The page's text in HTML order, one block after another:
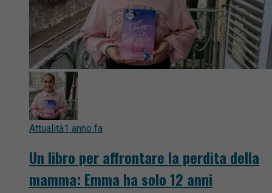
Attualità1 anno fa
Un libro per affrontare la perdita della
mamma: Emma ha solo 12 anni